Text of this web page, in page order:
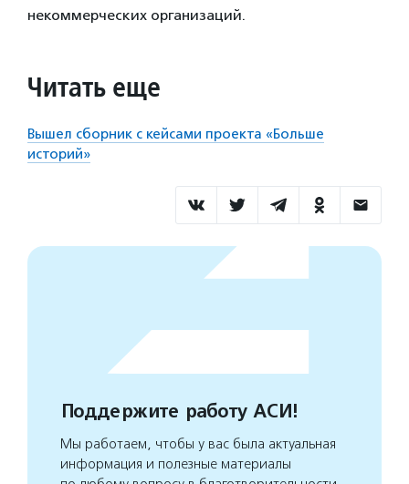
некоммерческих организаций.
Читать еще
Вышел сборник с кейсами проекта «Больше
историй»
Поддержите работу АСИ!
Мы работаем, чтобы у вас была актуальная
информация и полезные материалы